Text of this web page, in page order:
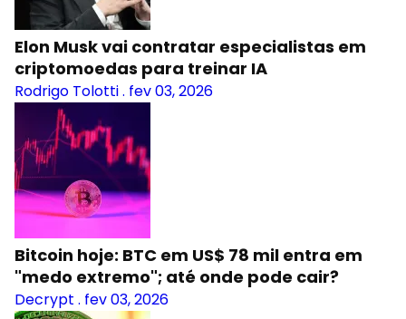
Elon Musk vai contratar especialistas em
criptomoedas para treinar IA
Rodrigo Tolotti. fev 03, 2026
Bitcoin hoje: BTC em US$ 78 mil entra em
"medo extremo"; até onde pode cair?
Decrypt . fev 03, 2026